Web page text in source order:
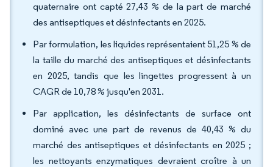
quaternaire ont capté 27,43 % de la part de marché
des antiseptiques et désinfectants en 2025.
Par formulation, les liquides représentaient 51,25 % de
la taille du marché des antiseptiques et désinfectants
en 2025, tandis que les lingettes progressent à un
CAGR de 10,78 % jusqu'en 2031.
Par application, les désinfectants de surface ont
dominé avec une part de revenus de 40,43 % du
marché des antiseptiques et désinfectants en 2025 ;
les nettoyants enzymatiques devraient croître à un